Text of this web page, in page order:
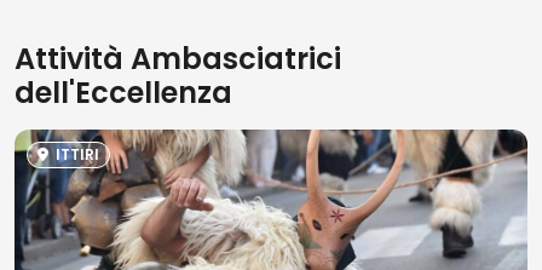
Attività Ambasciatrici
dell'Eccellenza
ITTIRI